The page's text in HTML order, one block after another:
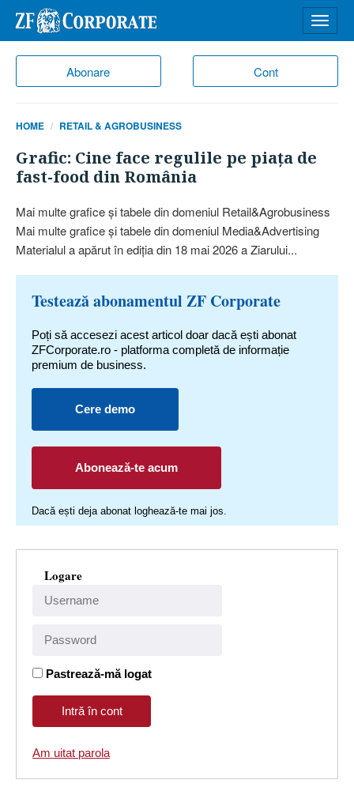
Abonare Cont
meniu
HOME RETAIL & AGROBUSINESS
Grafic: Cine face regulile pe piaţa de
fast-food din România
Mai multe grafice şi tabele din domeniul Retail&Agrobusiness
Mai multe grafice şi tabele din domeniul Media&Advertising
Materialul a apărut în ediţia din 18 mai 2026 a Ziarului...
Testează abonamentul ZF Corporate
Poți să accesezi acest articol doar dacă ești abonat
ZFCorporate.ro - platforma completă de informație
premium de business.
Cere demo
Abonează-te acum
Dacă ești deja abonat loghează-te mai jos.
Logare
Pastrează-mă logat
Am uitat parola